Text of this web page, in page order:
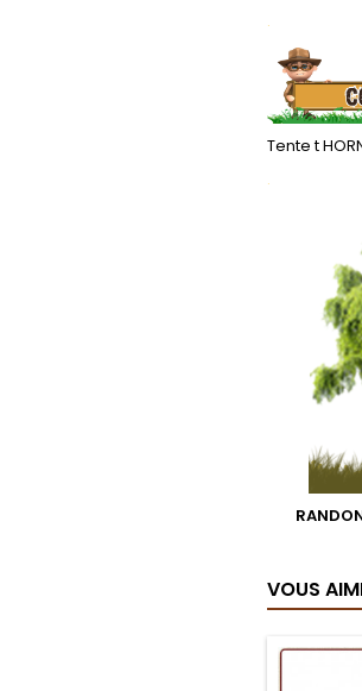
.
Tente t
.
VOUS